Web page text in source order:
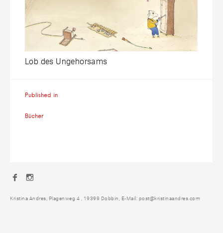
Lob des Ungehorsams
Published in
Bücher
Facebook
Kristina Andres, Plagenweg 4 , 19399 Dobbin, E-Mail: post@kristinaandres.com